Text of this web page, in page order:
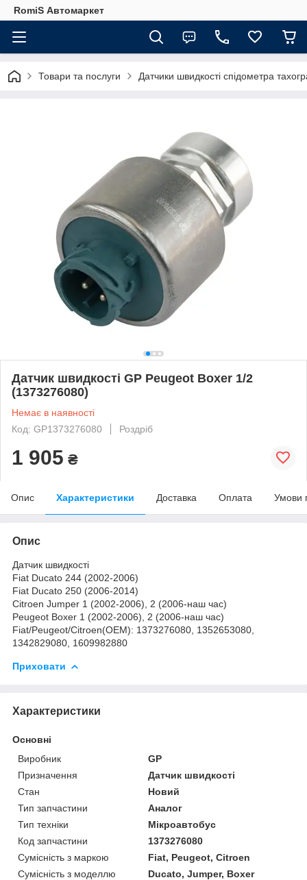
RomiS Автомаркет
Товари та послуги Датчики швидкості спідометра
Датчик швидкості GP Peugeot Boxer 1/2
(1373276080)
Немає в наявності
Код: GP1373276080
Роздріб
1 905 ₴
Опис Характеристики Доставка Оплата Умови
Опис
Датчик швидкості
Fiat Ducato 244 (2002-2006)
Fiat Ducato 250 (2006-2014)
Citroen Jumper 1 (2002-2006), 2 (2006-наш час)
Peugeot Boxer 1 (2002-2006), 2 (2006-наш час)
Fiat/Peugeot/Citroen(OEM): 1373276080, 1352653080,
1342829080, 1609982880
Приховати
Характеристики
Основні
Виробник
GP
Призначення
Датчик швидкості
Стан
Новий
Тип запчастини
Аналог
Тип техніки
Мікроавтобус
Код запчастини
1373276080
Сумісність з маркою
Fiat, Peugeot, Citroen
Сумісність з моделлю
Ducato, Jumper, Boxer